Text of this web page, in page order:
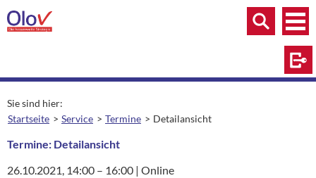
Zum Inhalt springen
Menü
Menü
Suche
Sie sind hier:
Startseite
Service Termine aktuelle Seite:
Detailansicht
Termine: Detailansicht
26.10.2021, 14:00 – 16:00 | Ort:
Online